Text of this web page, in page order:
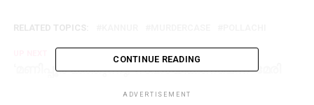
RELATED TOPICS:
‘മണിപ്പൂർ കത്തുന്നു, സഹായിക്കണമെന്ന്’ മേരി
CONTINUE READING
ADVERTISEMENT